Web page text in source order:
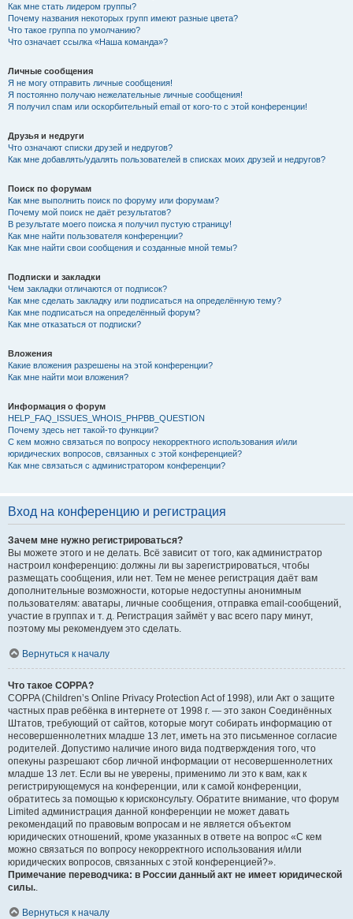
Как мне стать лидером группы?
Почему названия некоторых групп имеют разные цвета?
Что такое группа по умолчанию?
Что означает ссылка «Наша команда»?
Личные сообщения
Я не могу отправить личные сообщения!
Я постоянно получаю нежелательные личные сообщения!
Я получил спам или оскорбительный email от кого-то с этой конференции!
Друзья и недруги
Что означают списки друзей и недругов?
Как мне добавлять/удалять пользователей в списках моих друзей и недругов?
Поиск по форумам
Как мне выполнить поиск по форуму или форумам?
Почему мой поиск не даёт результатов?
В результате моего поиска я получил пустую страницу!
Как мне найти пользователя конференции?
Как мне найти свои сообщения и созданные мной темы?
Подписки и закладки
Чем закладки отличаются от подписок?
Как мне сделать закладку или подписаться на определённую тему?
Как мне подписаться на определённый форум?
Как мне отказаться от подписки?
Вложения
Какие вложения разрешены на этой конференции?
Как мне найти мои вложения?
Информация о форум
HELP_FAQ_ISSUES_WHOIS_PHPBB_QUESTION
Почему здесь нет такой-то функции?
С кем можно связаться по вопросу некорректного использования и/или
юридических вопросов, связанных с этой конференцией?
Как мне связаться с администратором конференции?
Вход на конференцию и регистрация
Зачем мне нужно регистрироваться?
Вы можете этого и не делать. Всё зависит от того, как администратор
настроил конференцию: должны ли вы зарегистрироваться, чтобы
размещать сообщения, или нет. Тем не менее регистрация даёт вам
дополнительные возможности, которые недоступны анонимным
пользователям: аватары, личные сообщения, отправка email-сообщений,
участие в группах и т. д. Регистрация займёт у вас всего пару минут,
поэтому мы рекомендуем это сделать.
Вернуться к началу
Что такое COPPA?
COPPA (Children’s Online Privacy Protection Act of 1998), или Акт о защите
частных прав ребёнка в интернете от 1998 г. — это закон Соединённых
Штатов, требующий от сайтов, которые могут собирать информацию от
несовершеннолетних младше 13 лет, иметь на это письменное согласие
родителей. Допустимо наличие иного вида подтверждения того, что
опекуны разрешают сбор личной информации от несовершеннолетних
младше 13 лет. Если вы не уверены, применимо ли это к вам, как к
регистрирующемуся на конференции, или к самой конференции,
обратитесь за помощью к юрисконсульту. Обратите внимание, что форум
Limited администрация данной конференции не может давать
рекомендаций по правовым вопросам и не является объектом
юридических отношений, кроме указанных в ответе на вопрос «С кем
можно связаться по вопросу некорректного использования и/или
юридических вопросов, связанных с этой конференцией?».
Примечание переводчика: в России данный акт не имеет юридической
силы..
Вернуться к началу